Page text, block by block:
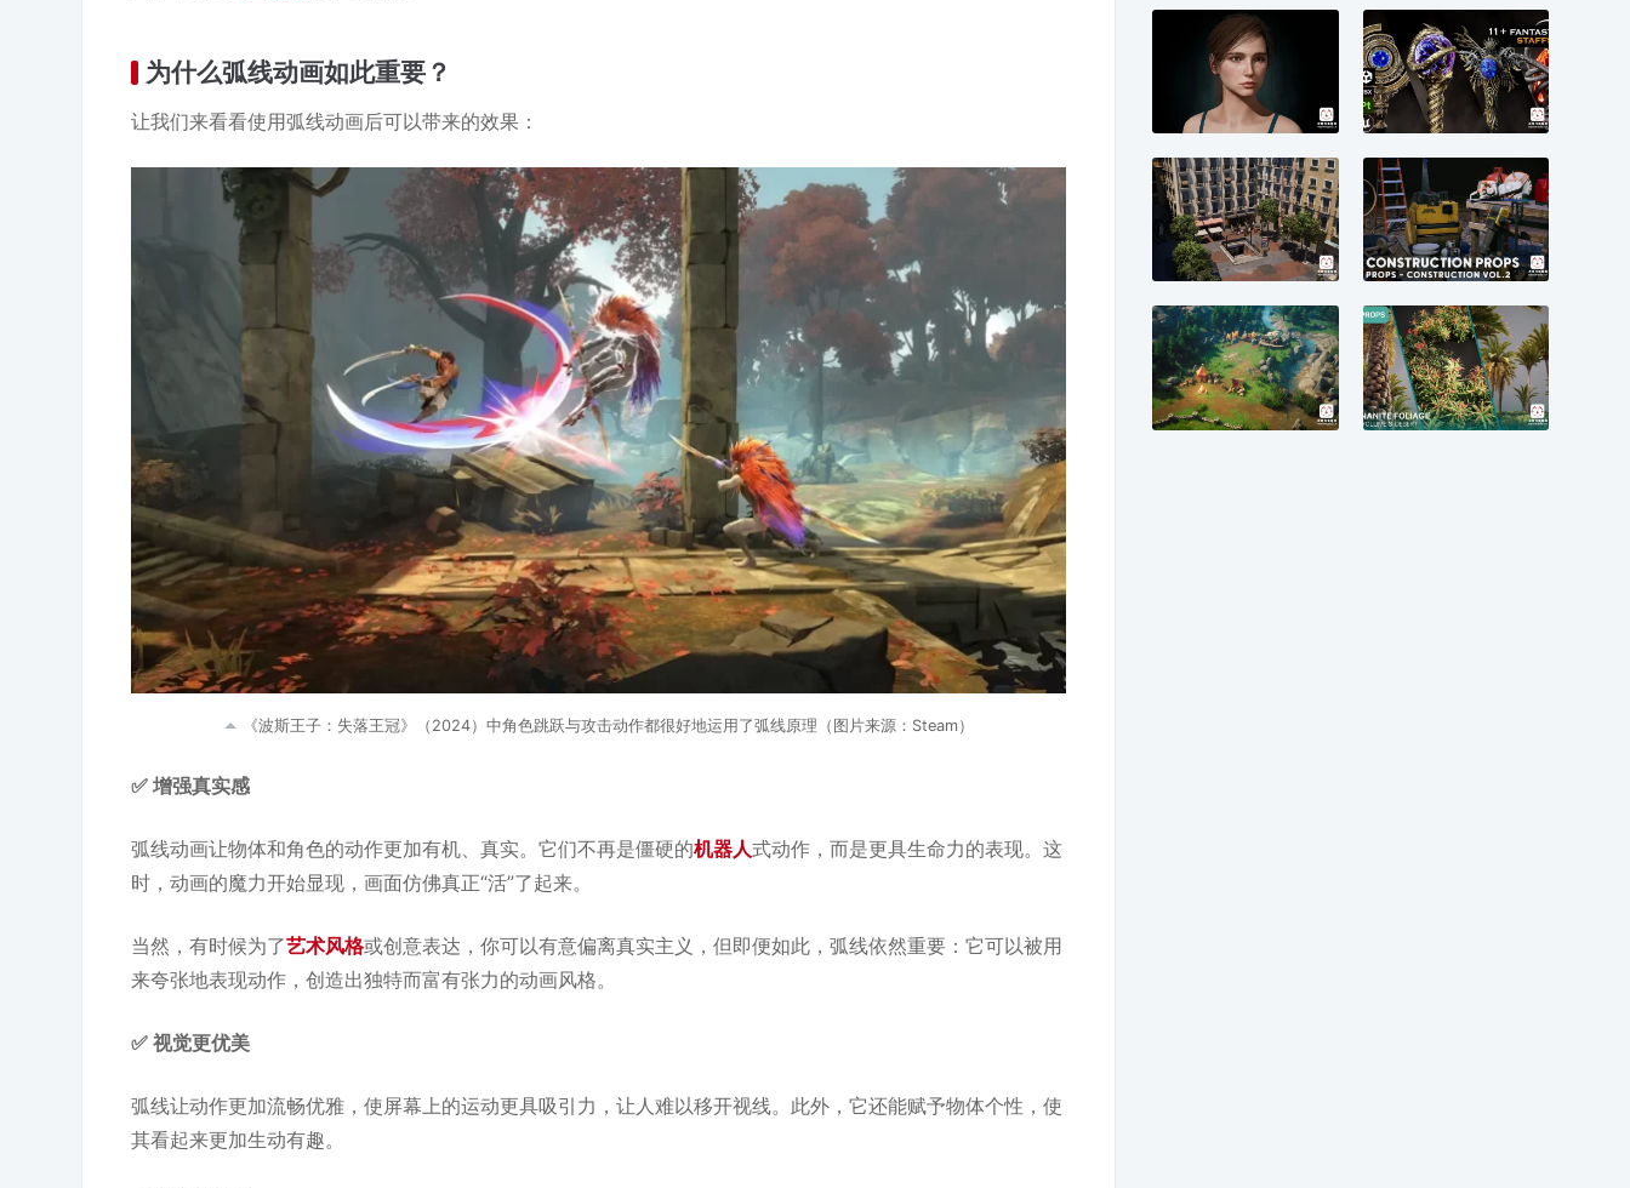
为什么弧线动画如此重要？
让我们来看看使用弧线动画后可以带来的效果：
《波斯王子：失落王冠》（2024）中角色跳跃与攻击动作都很好地运用了弧线原理（图片来源：Steam）
✅ 增强真实感
弧线动画让物体和角色的动作更加有机、真实。它们不再是僵硬的机器人式动作，而是更具生命力的表现。这
时，动画的魔力开始显现，画面仿佛真正“活”了起来。
当然，有时候为了艺术风格或创意表达，你可以有意偏离真实主义，但即便如此，弧线依然重要：它可以被用
来夸张地表现动作，创造出独特而富有张力的动画风格。
✅ 视觉更优美
弧线让动作更加流畅优雅，使屏幕上的运动更具吸引力，让人难以移开视线。此外，它还能赋予物体个性，使
其看起来更加生动有趣。